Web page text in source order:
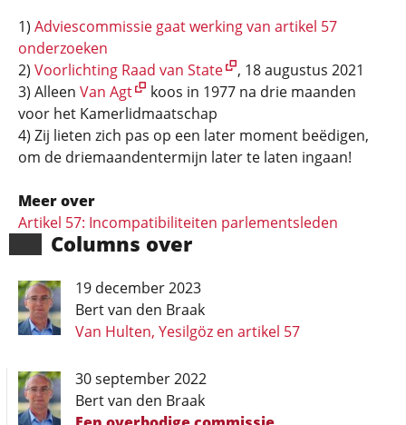
1) Adviescommissie gaat werking van artikel 57
onderzoeken
2) Voorlichting Raad van State
, 18 augustus 2021
3) Alleen Van Agt
koos in 1977 na drie maanden
voor het Kamerlidmaatschap
4) Zij lieten zich pas op een later moment beëdigen,
om de driemaandentermijn later te laten ingaan!
Meer over
Artikel 57: Incompati­bili­tei­ten parlements­leden
Columns over
19 december 2023
Bert van den Braak
Van Hulten, Yesilgöz en artikel 57
30 september 2022
Bert van den Braak